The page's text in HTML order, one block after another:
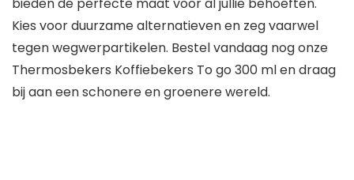
bieden de perfecte maat voor al jullie behoeften.
Kies voor duurzame alternatieven en zeg vaarwel
tegen wegwerpartikelen. Bestel vandaag nog onze
Thermosbekers Koffiebekers To go 300 ml en draag
bij aan een schonere en groenere wereld.